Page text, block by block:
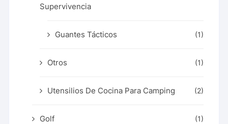
Supervivencia
Guantes Tácticos (1)
Otros (1)
Utensilios De Cocina Para Camping (2)
Golf (1)